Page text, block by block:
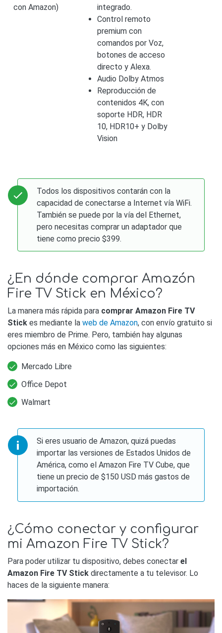
con Amazon)
integrado.
Control remoto
premium con
comandos por Voz,
botones de acceso
directo y Alexa.
Audio Dolby Atmos
Reproducción de
contenidos 4K, con
soporte HDR, HDR
10, HDR10+ y Dolby
Vision
Todos los dispositivos contarán con la
capacidad de conectarse a Internet vía WiFi.
También se puede por la vía del Ethernet,
pero necesitas comprar un adaptador que
tiene como precio $399.
¿En dónde comprar Amazón
Fire TV Stick en México?
La manera más rápida para comprar Amazon Fire TV
Stick es mediante la web de Amazon, con envío gratuito si
eres miembro de Prime. Pero, también hay algunas
opciones más en México como las siguientes:
Mercado Libre
Office Depot
Walmart
Si eres usuario de Amazon, quizá puedas
importar las versiones de Estados Unidos de
América, como el Amazon Fire TV Cube, que
tiene un precio de $150 USD más gastos de
importación.
¿Cómo conectar y configurar
mi Amazon Fire TV Stick?
Para poder utilizar tu dispositivo, debes conectar el
Amazon Fire TV Stick directamente a tu televisor. Lo
haces de la siguiente manera: